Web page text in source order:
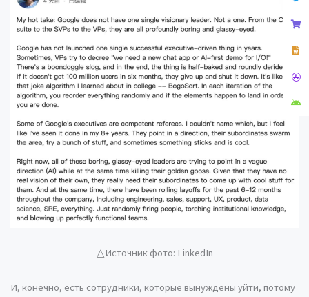
△Источник фото: LinkedIn
И, конечно, есть сотрудники, которые вынуждены уйти, потому